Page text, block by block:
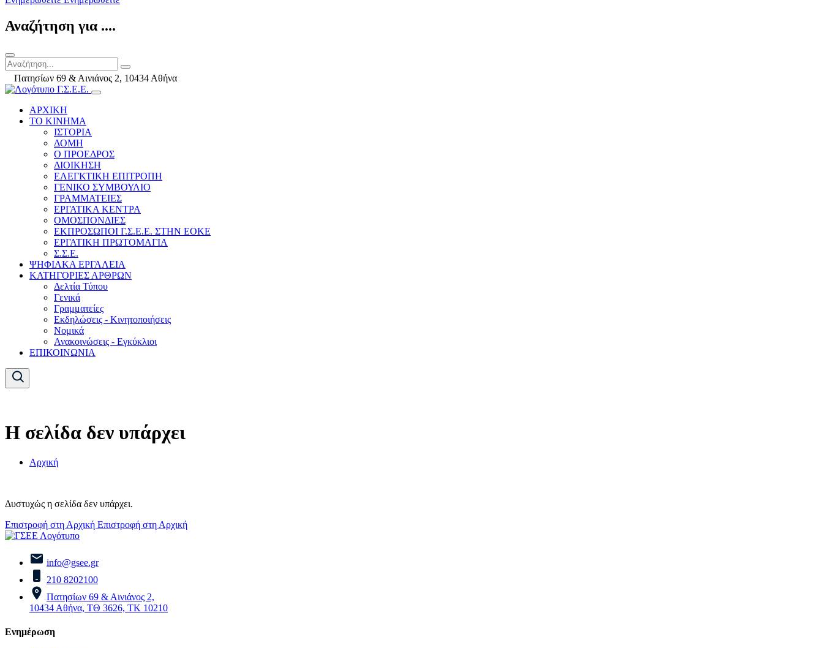
Αναζήτηση για ....
Πατησίων 69 & Αινιάνος 2, 10434 Αθήνα
ΑΡΧΙΚΗ
ΤΟ ΚΙΝΗΜΑ
ΙΣΤΟΡΙΑ
ΔΟΜΗ
Ο ΠΡΟΕΔΡΟΣ
ΔΙΟΙΚΗΣΗ
ΕΛΕΓΚΤΙΚΗ ΕΠΙΤΡΟΠΗ
ΓΕΝΙΚΟ ΣΥΜΒΟΥΛΙΟ
ΓΡΑΜΜΑΤΕΙΕΣ
ΕΡΓΑΤΙΚΑ ΚΕΝΤΡΑ
ΟΜΟΣΠΟΝΔΙΕΣ
ΕΚΠΡΟΣΩΠΟΙ Γ.Σ.Ε.Ε. ΣΤΗΝ ΕΟΚΕ
ΕΡΓΑΤΙΚΗ ΠΡΩΤΟΜΑΓΙΑ
Σ.Σ.Ε.
ΨΗΦΙΑΚΑ ΕΡΓΑΛΕΙΑ
ΚΑΤΗΓΟΡΙΕΣ ΑΡΘΡΩΝ
Δελτία Τύπου
Γενικά
Γραμματείες
Εκδηλώσεις - Κινητοποιήσεις
Νομικά
Ανακοινώσεις - Εγκύκλιοι
ΕΠΙΚΟΙΝΩΝΙΑ
Η σελίδα δεν υπάρχει
Αρχική
Δυστυχώς η σελίδα δεν υπάρχει.
Επιστροφή στη Αρχική Επιστροφή στη Αρχική
info@gsee.gr
210 8202100
Πατησίων 69 & Αινιάνος 2,
10434 Αθήνα, ΤΘ 3626, ΤΚ 10210
Ενημέρωση